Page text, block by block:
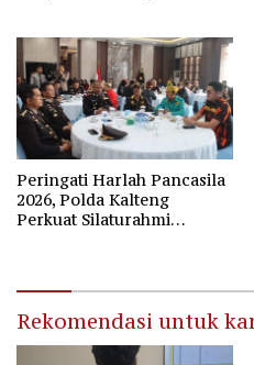
Peringati Harlah Pancasila
2026, Polda Kalteng
Perkuat Silaturahmi
Rekomendasi untuk